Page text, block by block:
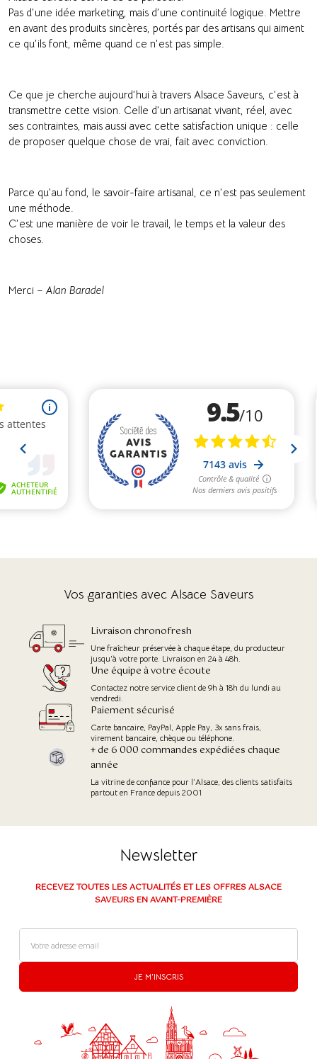
Pas d’une idée marketing, mais d’une continuité logique. Mettre
en avant des produits sincères, portés par des artisans qui aiment
ce qu’ils font, même quand ce n’est pas simple.
Ce que je cherche aujourd’hui à travers Alsace Saveurs, c’est à
transmettre cette vision. Celle d’un artisanat vivant, réel, avec
ses contraintes, mais aussi avec cette satisfaction unique : celle
de proposer quelque chose de vrai, fait avec conviction.
Parce qu’au fond, le savoir-faire artisanal, ce n’est pas seulement
une méthode.
C’est une manière de voir le travail, le temps et la valeur des
choses.
Merci –Alan Baradel
Vos garanties avec Alsace Saveurs
Livraison chronofresh
Une fraîcheur préservée à chaque étape, du producteur
jusqu'à votre porte. Livraison en 24 à 48h.
Une équipe à votre écoute
Contactez notre service client de 9h à 18h du lundi au
vendredi.
Paiement sécurisé
Carte bancaire, PayPal, Apple Pay, 3x sans frais,
virement bancaire, chèque ou téléphone.
+ de 6 000 commandes expédiées chaque
année
La vitrine de confiance pour l’Alsace, des clients satisfaits
partout en France depuis 2001
Newsletter
RECEVEZ TOUTES LES ACTUALITÉS ET LES OFFRES ALSACE
SAVEURS EN AVANT-PREMIÈRE
JE M'INSCRIS